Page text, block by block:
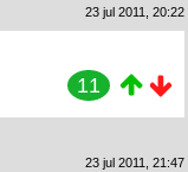
23 jul 2011, 20:22
11
23 jul 2011, 21:47